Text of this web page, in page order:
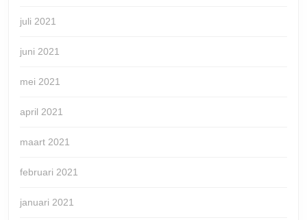
juli 2021
juni 2021
mei 2021
april 2021
maart 2021
februari 2021
januari 2021